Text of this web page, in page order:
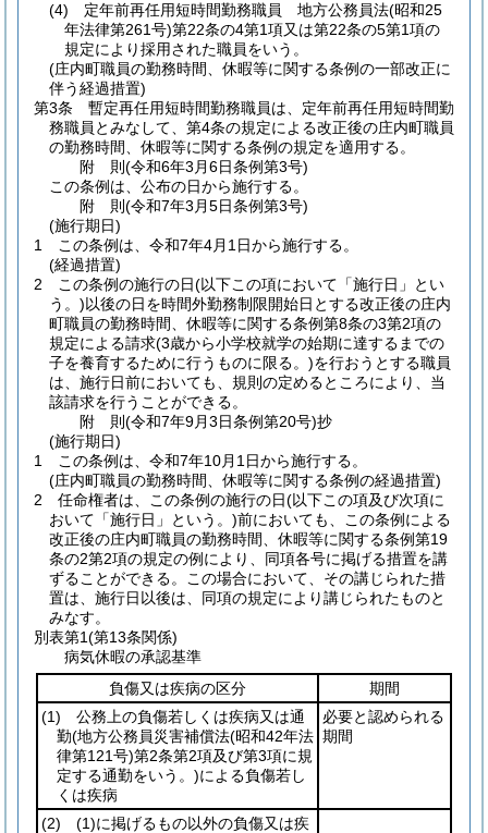
(4)
定年前再任用短時間勤務職員 地方公務員法(昭和25
年法律第261号)第22条の4第1項又は第22条の5第1項の
規定により採用された職員をいう。
(庄内町職員の勤務時間、休暇等に関する条例の一部改正に
伴う経過措置)
第3条
暫定再任用短時間勤務職員は、定年前再任用短時間勤
務職員とみなして、第4条の規定による改正後の庄内町職員
の勤務時間、休暇等に関する条例の規定を適用する。
附 則(令和6年3月6日条例第3号)
この条例は、公布の日から施行する。
附 則(令和7年3月5日条例第3号)
(施行期日)
1
この条例は、令和7年4月1日から施行する。
(経過措置)
2
この条例の施行の日(以下この項において「施行日」とい
う。)以後の日を時間外勤務制限開始日とする改正後の庄内
町職員の勤務時間、休暇等に関する条例第8条の3第2項の
規定による請求(3歳から小学校就学の始期に達するまでの
子を養育するために行うものに限る。)を行おうとする職員
は、施行日前においても、規則の定めるところにより、当
該請求を行うことができる。
附 則(令和7年9月3日条例第20号)抄
(施行期日)
1
この条例は、令和7年10月1日から施行する。
(庄内町職員の勤務時間、休暇等に関する条例の経過措置)
2
任命権者は、この条例の施行の日(以下この項及び次項に
おいて「施行日」という。)前においても、この条例による
改正後の庄内町職員の勤務時間、休暇等に関する条例第19
条の2第2項の規定の例により、同項各号に掲げる措置を講
ずることができる。
この場合において、その講じられた措
置は、施行日以後は、同項の規定により講じられたものと
みなす。
別表第1(第13条関係)
病気休暇の承認基準
負傷又は疾病の区分
期間
(1) 公務上の負傷若しくは疾病又は通
勤(地方公務員災害補償法(昭和42年法
律第121号)第2条第2項及び第3項に規
定する通勤をいう。)による負傷若し
くは疾病
必要と認められる
期間
(2) (1)に掲げるもの以外の負傷又は疾